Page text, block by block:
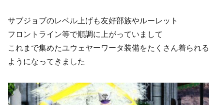
サブジョブのレベル上げも友好部族やルーレット
フロントライン等で順調に上がっていまして
これまで集めたユウェヤーワータ装備をたくさん着られる
ようになってきました